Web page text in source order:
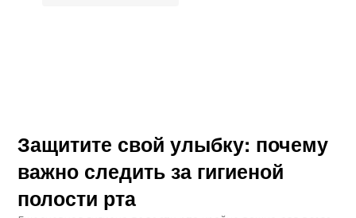
Защитите свой улыбку: почему
важно следить за гигиеной
полости рта